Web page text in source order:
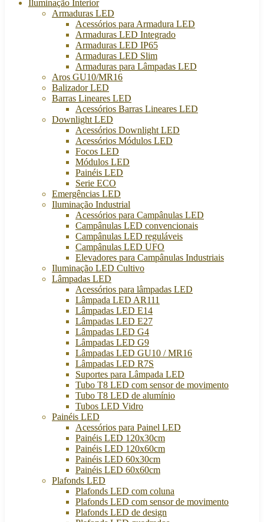
Iluminação Interior
Armaduras LED
Acessórios para Armadura LED
Armaduras LED Integrado
Armaduras LED IP65
Armaduras LED Slim
Armaduras para Lâmpadas LED
Aros GU10/MR16
Balizador LED
Barras Lineares LED
Acessórios Barras Lineares LED
Downlight LED
Acessórios Downlight LED
Acessórios Módulos LED
Focos LED
Módulos LED
Painéis LED
Serie ECO
Emergências LED
Iluminação Industrial
Acessórios para Campânulas LED
Campânulas LED convencionais
Campânulas LED reguláveis
Campânulas LED UFO
Elevadores para Campânulas Industriais
Iluminação LED Cultivo
Lâmpadas LED
Acessórios para lâmpadas LED
Lâmpada LED AR111
Lâmpadas LED E14
Lâmpadas LED E27
Lâmpadas LED G4
Lâmpadas LED G9
Lâmpadas LED GU10 / MR16
Lâmpadas LED R7S
Suportes para Lâmpada LED
Tubo T8 LED com sensor de movimento
Tubo T8 LED de alumínio
Tubos LED Vidro
Painéis LED
Acessórios para Painel LED
Painéis LED 120x30cm
Painéis LED 120x60cm
Painéis LED 60x30cm
Painéis LED 60x60cm
Plafonds LED
Plafonds LED com coluna
Plafonds LED com sensor de movimento
Plafonds LED de design